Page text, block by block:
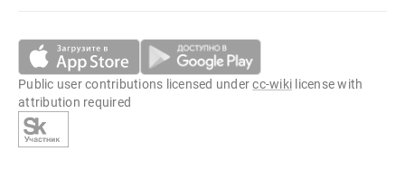
Public user contributions licensed undercc-wiki license with
attribution required